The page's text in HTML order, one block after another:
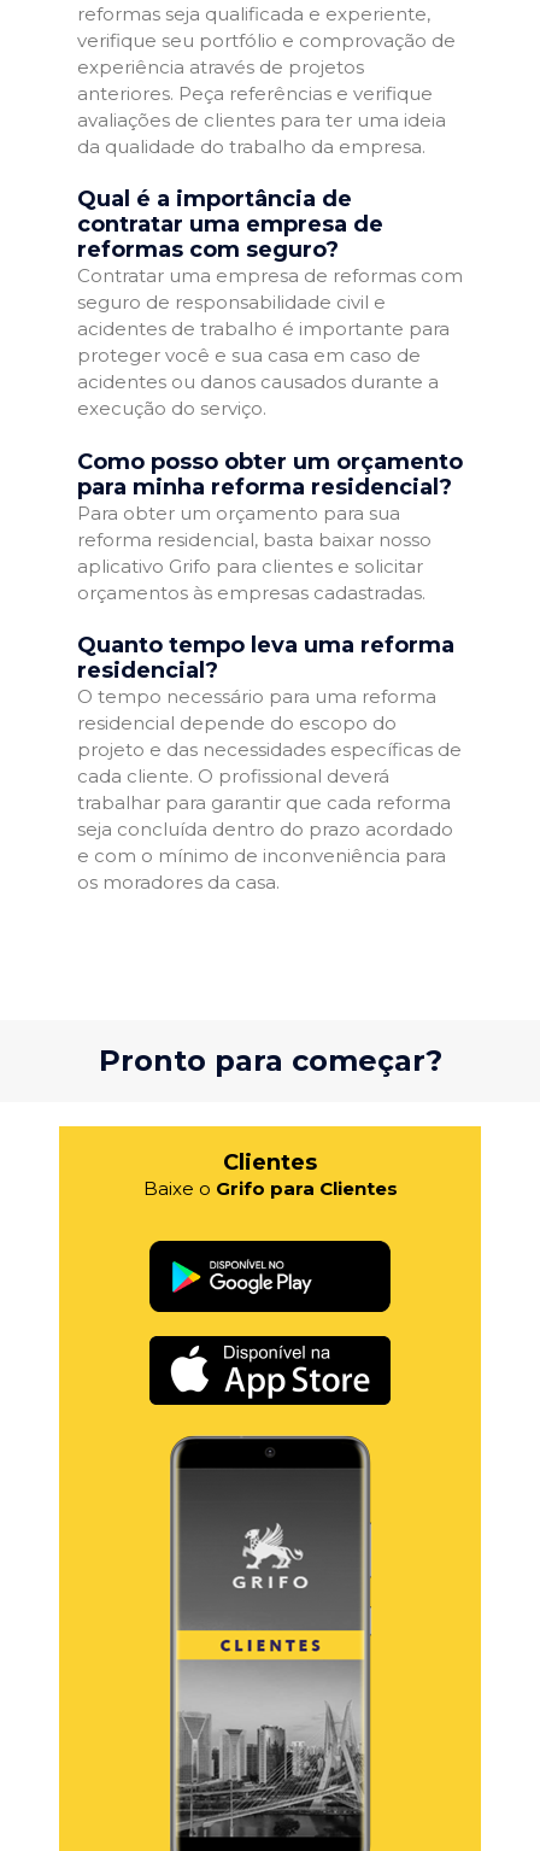
reformas seja qualificada e experiente,
verifique seu portfólio e comprovação de
experiência através de projetos
anteriores. Peça referências e verifique
avaliações de clientes para ter uma ideia
da qualidade do trabalho da empresa.
Qual é a importância de
contratar uma empresa de
reformas com seguro?
Contratar uma empresa de reformas com
seguro de responsabilidade civil e
acidentes de trabalho é importante para
proteger você e sua casa em caso de
acidentes ou danos causados durante a
execução do serviço.
Como posso obter um orçamento
para minha reforma residencial?
Para obter um orçamento para sua
reforma residencial, basta baixar nosso
aplicativo Grifo para clientes e solicitar
orçamentos às empresas cadastradas.
Quanto tempo leva uma reforma
residencial?
O tempo necessário para uma reforma
residencial depende do escopo do
projeto e das necessidades específicas de
cada cliente. O profissional deverá
trabalhar para garantir que cada reforma
seja concluída dentro do prazo acordado
e com o mínimo de inconveniência para
os moradores da casa.
Pronto para começar?
Clientes
Baixe o Grifo para Clientes